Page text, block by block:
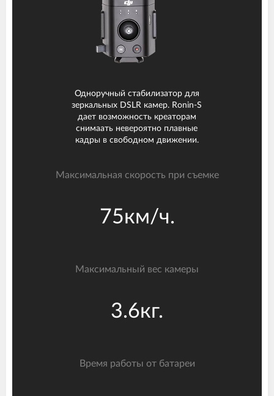
Одноручный стабилизатор для
зеркальных DSLR камер. Ronin-S
дает возможность креаторам
снимаать невероятно плавные
кадры в свободном движении.
Максимальная скорость при съемке
75км/ч.
Максимальный вес камеры
3.6кг.
Время работы от батареи